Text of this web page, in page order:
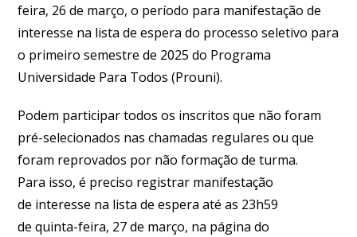
feira, 26 de março, o período para manifestação de
interesse na lista de espera do processo seletivo para
o primeiro semestre de 2025 do Programa
Universidade Para Todos (Prouni).
Podem participar todos os inscritos que não foram
pré-selecionados nas chamadas regulares ou que
foram reprovados por não formação de turma.
Para isso, é preciso registrar manifestação
de interesse na lista de espera até as 23h59
de quinta-feira, 27 de março, na página do